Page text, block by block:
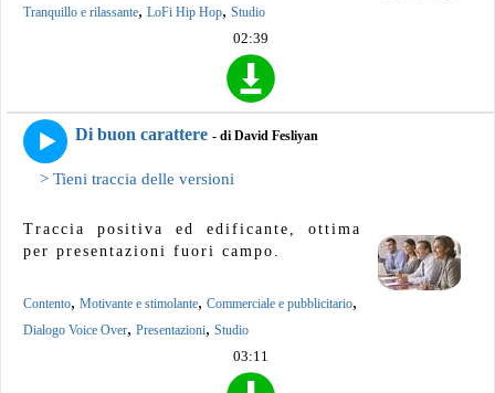
Tranquillo e rilassante, LoFi Hip Hop, Studio
02:39
Di buon carattere - di David Fesliyan
> Tieni traccia delle versioni
Traccia positiva ed edificante, ottima
per presentazioni fuori campo.
Contento, Motivante e stimolante, Commerciale e pubblicitario,
Dialogo Voice Over, Presentazioni, Studio
03:11